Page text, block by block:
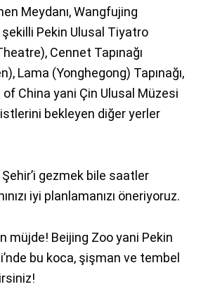
Meydanı, Wangfujing
Pekin Ulusal Tiyatro
Cennet Tapınağı
Lama (Yonghegong) Tapınağı,
China yani Çin Ulusal Müzesi
bekleyen diğer yerler
gezmek bile saatler
iyi planlamanızı öneriyoruz.
müjde! Beijing Zoo yani Pekin
bu koca, şişman ve tembel